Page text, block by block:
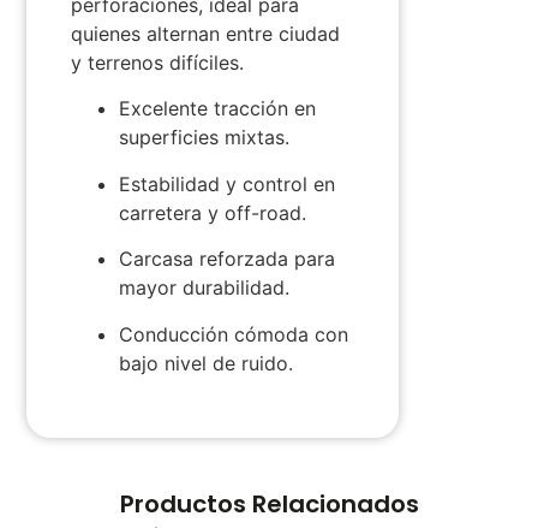
perforaciones, ideal para
quienes alternan entre ciudad
y terrenos difíciles.
Excelente tracción en
superficies mixtas.
Estabilidad y control en
carretera y off-road.
Carcasa reforzada para
mayor durabilidad.
Conducción cómoda con
bajo nivel de ruido.
Productos Relacionados